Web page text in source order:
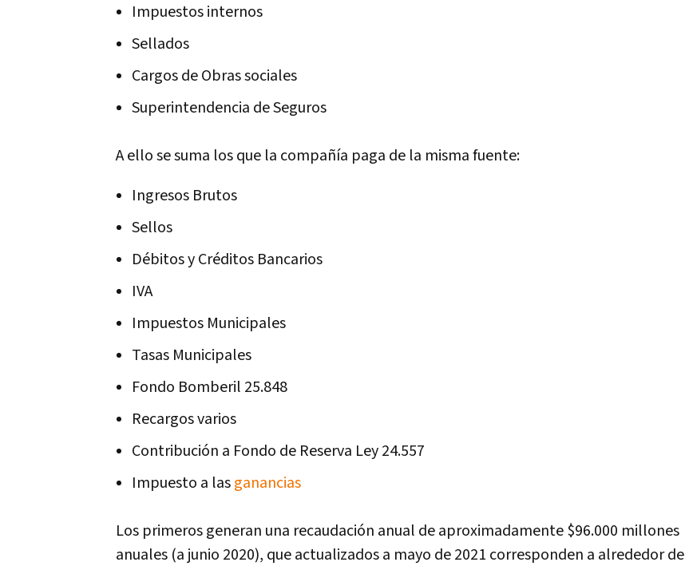
Impuestos internos
Sellados
Cargos de Obras sociales
Superintendencia de Seguros
A ello se suma los que la compañía paga de la misma fuente:
Ingresos Brutos
Sellos
Débitos y Créditos Bancarios
IVA
Impuestos Municipales
Tasas Municipales
Fondo Bomberil 25.848
Recargos varios
Contribución a Fondo de Reserva Ley 24.557
Impuesto a lasganancias
Los primeros generan una recaudación anual de aproximadamente $96.000 millones
anuales (a junio 2020), que actualizados a mayo de 2021 corresponden a alrededor de